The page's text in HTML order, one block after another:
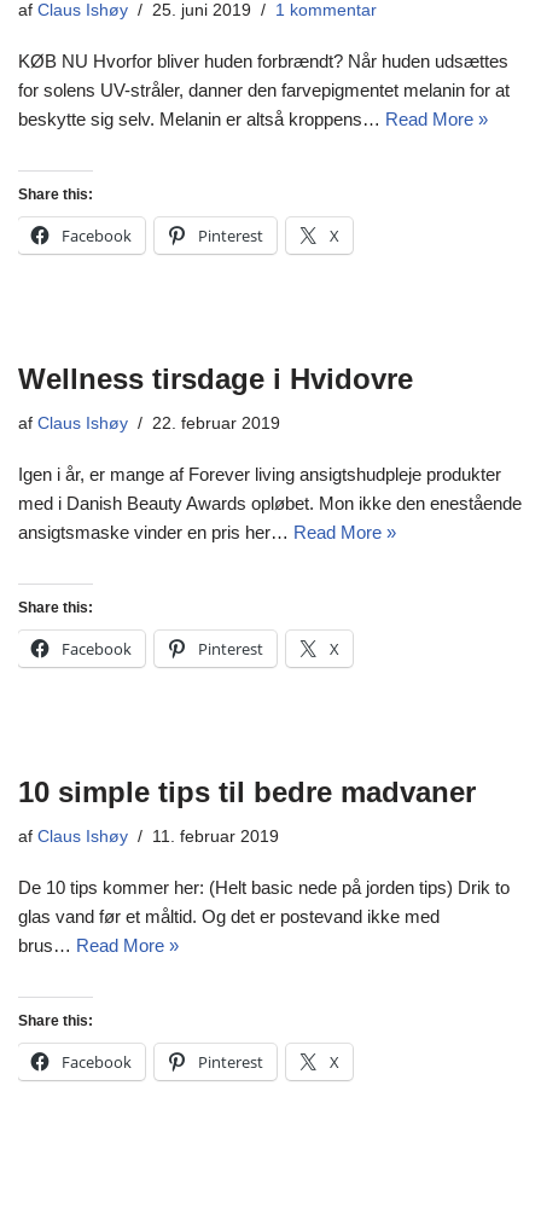
af Claus Ishøy 25. juni 2019 1 kommentar
KØB NU Hvorfor bliver huden forbrændt? Når huden udsættes
for solens UV-stråler, danner den farvepigmentet melanin for at
beskytte sig selv. Melanin er altså kroppens… Read More »
Share this:
Facebook Pinterest X
Wellness tirsdage i Hvidovre
af Claus Ishøy 22. februar 2019
Igen i år, er mange af Forever living ansigtshudpleje produkter
med i Danish Beauty Awards opløbet. Mon ikke den enestående
ansigtsmaske vinder en pris her… Read More »
Share this:
Facebook Pinterest X
10 simple tips til bedre madvaner
af Claus Ishøy 11. februar 2019
De 10 tips kommer her: (Helt basic nede på jorden tips) Drik to
glas vand før et måltid. Og det er postevand ikke med
brus… Read More »
Share this:
Facebook Pinterest X